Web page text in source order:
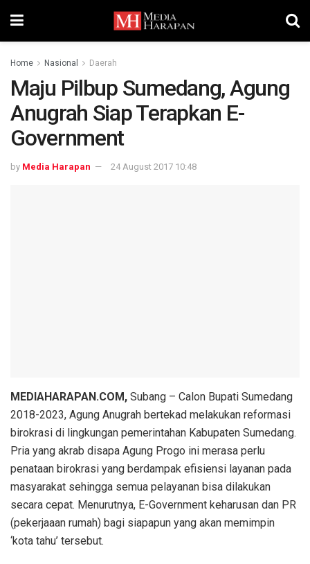
Home Nasional Daerah
Maju Pilbup Sumedang, Agung
Anugrah Siap Terapkan E-
Government
by Media Harapan 24 August 2017 10:48
MEDIAHARAPAN.COM, Subang – Calon Bupati Sumedang
2018-2023, Agung Anugrah bertekad melakukan reformasi
birokrasi di lingkungan pemerintahan Kabupaten Sumedang.
Pria yang akrab disapa Agung Progo ini merasa perlu
penataan birokrasi yang berdampak efisiensi layanan pada
masyarakat sehingga semua pelayanan bisa dilakukan
secara cepat. Menurutnya, E-Government keharusan dan PR
(pekerjaaan rumah) bagi siapapun yang akan memimpin
‘kota tahu’ tersebut.